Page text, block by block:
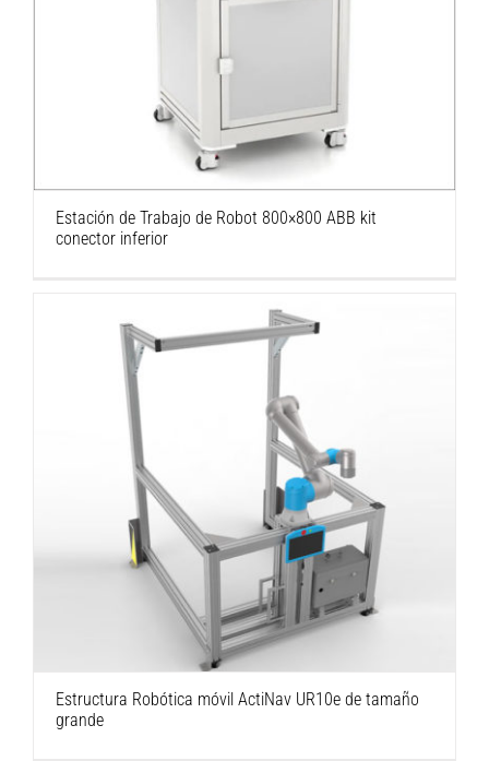
Estación de Trabajo de Robot 800×800 ABB kit
Estación de Trabajo de Robot 800×800 ABB kit
conector inferior
Estructura Robótica móvil ActiNav UR10e de
tamaño grande
Estructura Robótica móvil ActiNav UR10e de tamaño
grande